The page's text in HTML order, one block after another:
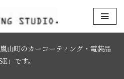
山町のカーコーティング・電装品
」です。